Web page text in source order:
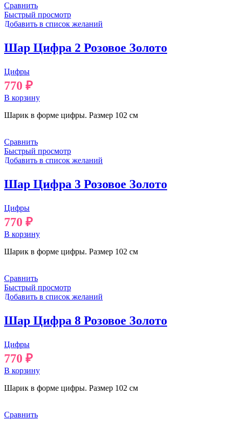
Сравнить
Быстрый просмотр
Добавить в список желаний
Шар Цифра 2 Розовое Золото
Цифры
770 ₽
В корзину
Шарик в форме цифры. Размер 102 см
Сравнить
Быстрый просмотр
Добавить в список желаний
Шар Цифра 3 Розовое Золото
Цифры
770 ₽
В корзину
Шарик в форме цифры. Размер 102 см
Сравнить
Быстрый просмотр
Добавить в список желаний
Шар Цифра 8 Розовое Золото
Цифры
770 ₽
В корзину
Шарик в форме цифры. Размер 102 см
Сравнить